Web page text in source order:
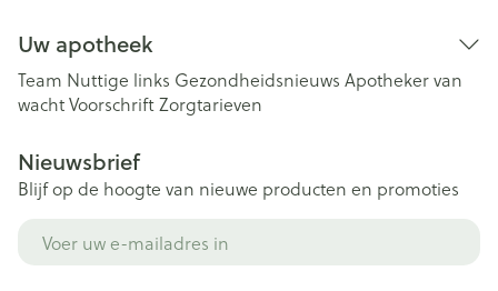
Uw apotheek
Team Nuttige links Gezondheidsnieuws Apotheker van
wachtVoorschriftZorgtarieven
Nieuwsbrief
Blijf op de hoogte van nieuwe producten en promoties